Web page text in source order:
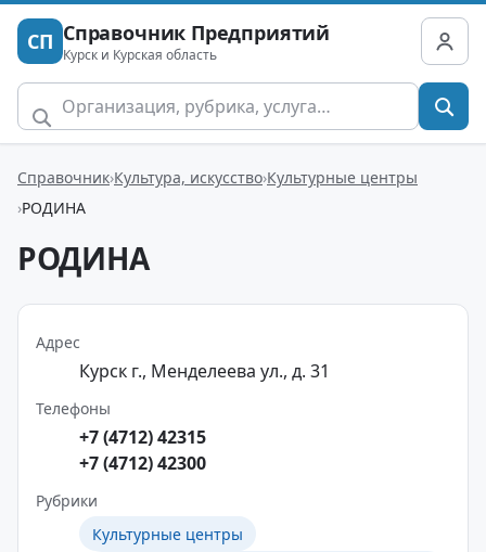
СП Справочник Предприятий
Курск и Курская область
Справочник Культура, искусство Культурные центры
РОДИНА
РОДИНА
Адрес
Курск г., Менделеева ул., д. 31
Телефоны
+7 (4712) 42315
+7 (4712) 42300
Рубрики
Культурные центры